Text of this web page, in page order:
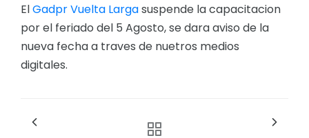
Obras y proyectos
ElGadpr Vuelta Largasuspende la capacitacion
por el feriado del 5 Agosto, se dara aviso de la
nueva fecha a traves de nuetros medios
digitales.